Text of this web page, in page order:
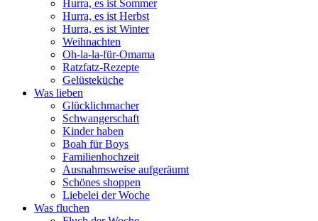
Hurra, es ist Sommer
Hurra, es ist Herbst
Hurra, es ist Winter
Weihnachten
Oh-la-la-für-Omama
Ratzfatz-Rezepte
Gelüsteküche
Was lieben
Glücklichmacher
Schwangerschaft
Kinder haben
Boah für Boys
Familienhochzeit
Ausnahmsweise aufgeräumt
Schönes shoppen
Liebelei der Woche
Was fluchen